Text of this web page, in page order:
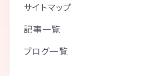
サイトマップ
記事一覧
ブログ一覧